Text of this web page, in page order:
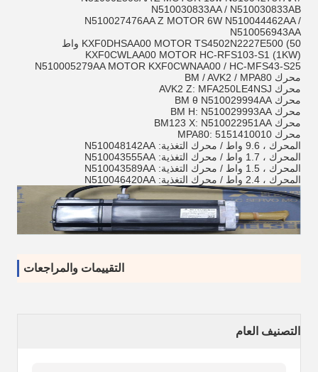
N510030833AA / N510030833AB
N510027476AA Z MOTOR 6W N510044462AA /
N510056943AA
KXF0DHSAA00 MOTOR TS4502N2227E500 (50 واط
KXF0CWLAA00 MOTOR HC-RFS103-S1 (1KW)
N510005279AA MOTOR KXF0CWNAA00 / HC-MFS43-S25
محرك BM / AVK2 / MPA80
محرك AVK2 Z: MFA250LE4NSJ
محرك BM θ N510029994AA
محرك BM H: N510029993AA
محرك BM123 X: N510022951AA
محرك MPA80: 5151410010
المحرك ، 9.6 واط / محرك التغذية: N510048142AA
المحرك ، 1.7 واط / محرك التغذية: N510043555AA
المحرك ، 1.5 واط / محرك التغذية: N510043589AA
المحرك ، 2.4 واط / محرك التغذية: N510046420AA
التقييمات والمراجعات
التصنيف العام